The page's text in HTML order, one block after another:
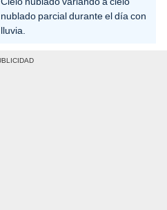
nublado parcial durante el día con
lluvia.